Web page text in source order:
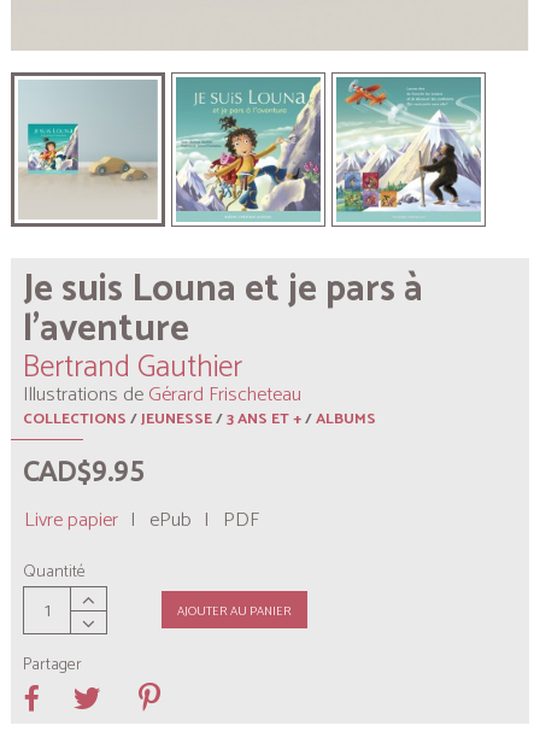
Je suis Louna et je pars à
l’aventure
Bertrand Gauthier
Illustrations deGérard Frischeteau
COLLECTIONS/JEUNESSE/3 ANS ET +/ALBUMS
CAD$9.95
Livre papier | ePub | PDF
Quantité
AJOUTER AU PANIER
Partager